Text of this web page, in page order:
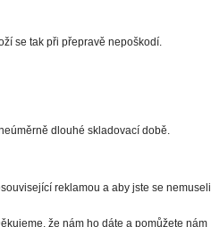
se tak při přepravě nepoškodí.
dlouhé skladovací době.
reklamou a aby jste se nemuseli
že nám ho dáte a pomůžete nám